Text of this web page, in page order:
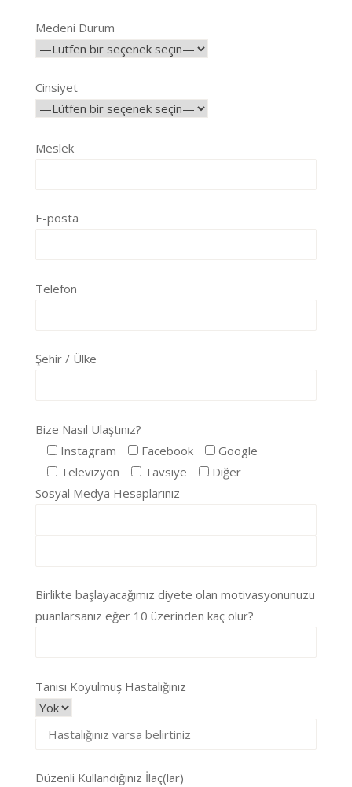
Medeni Durum
Cinsiyet
Meslek
E-posta
Telefon
Şehir / Ülke
Bize Nasıl Ulaştınız?
Instagram
Facebook
Google
Televizyon
Tavsiye
Diğer
Sosyal Medya Hesaplarınız
Birlikte başlayacağımız diyete olan motivasyonunuzu
puanlarsanız eğer 10 üzerinden kaç olur?
Tanısı Koyulmuş Hastalığınız
Düzenli Kullandığınız İlaç(lar)